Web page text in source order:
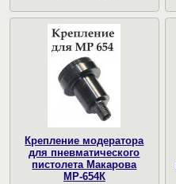
Крепление модератора
для пневматического
пистолета Макарова
МР-654К